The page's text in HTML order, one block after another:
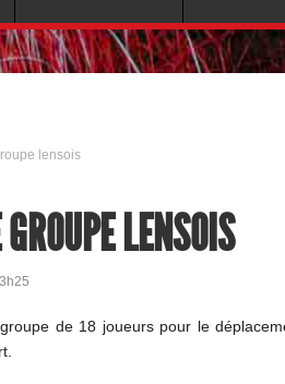
lensois
LENSOIS
de 18 joueurs pour le